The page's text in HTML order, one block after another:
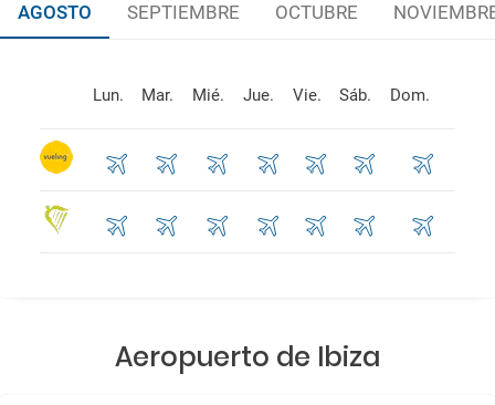
AGOSTO SEPTIEMBRE OCTUBRE
Lun. Mar. Mié. Jue. Vie. Sáb. Dom.
Aeropuerto de Ibiza